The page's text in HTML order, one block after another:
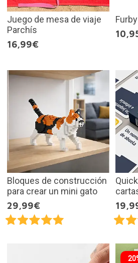
Juego de mesa de viaje
Parchís
16,99€
Bloques de construcción
para crear un mini gato
29,99€